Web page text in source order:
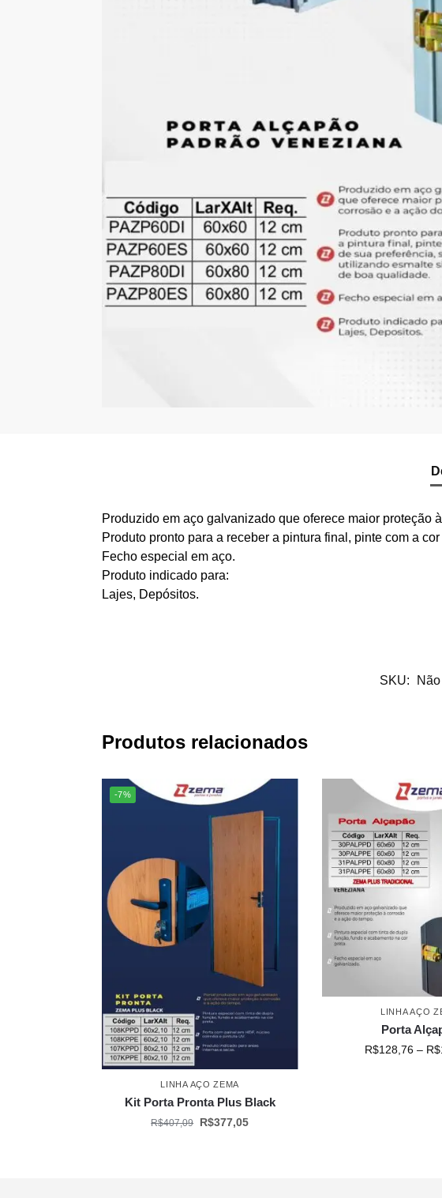
Produzido em aço galvanizado que oferece maior proteção
Produto pronto para a receber a pintura final, pinte com a
Fecho especial em aço.
Produto indicado para:
Lajes, Depósitos.
SKU:
Produtos relacionados
-7%
LINHA AÇO ZEMA
Kit Porta Pronta Plus Black
R$407,09 R$377,05
LINHA AÇO
Porta
R$128,76– R$